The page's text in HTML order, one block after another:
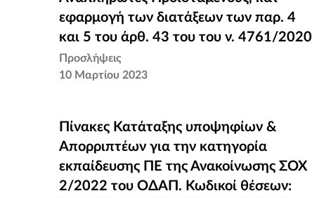
διατάξεων των παρ. 4 και 5 του άρθ. 43
του του ν. 4761/2020
εφαρμογή των διατάξεων των παρ. 4
και 5 του άρθ. 43 του του ν. 4761/2020
Προσλήψεις
10 Μαρτίου 2023
Πίνακες Κατάταξης υποψηφίων &
Απορριπτέων για την κατηγορία
εκπαίδευσης ΠΕ της Ανακοίνωσης ΣΟΧ
2/2022 του ΟΔΑΠ. Κωδικοί θέσεων:
Πίνακες Κατάταξης υποψηφίων &
Απορριπτέων για την κατηγορία
εκπαίδευσης ΠΕ της Ανακοίνωσης ΣΟΧ
2/2022 του ΟΔΑΠ. Κωδικοί θέσεων: